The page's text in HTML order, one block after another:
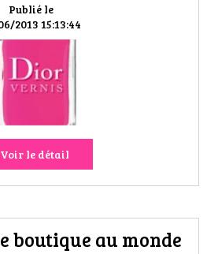
Publié le
2013 15:13:44
Voir le détail
boutique au monde